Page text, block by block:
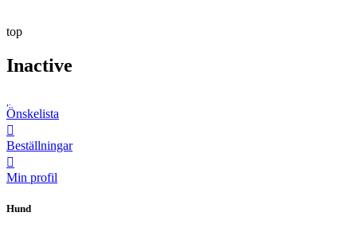
top
Inactive
Önskelista
Beställningar
Min profil
Hund